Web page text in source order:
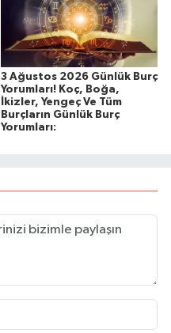
3 Ağustos 2026 Günlük Burç
Yorumları! Koç, Boğa,
İkizler, Yengeç Ve Tüm
Burçların Günlük Burç
Yorumları: